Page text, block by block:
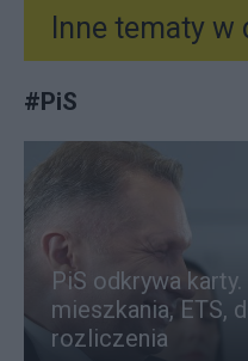
Inne tematy w
#PiS
PiS odkrywa
mieszkania, ETS,
rozliczenia